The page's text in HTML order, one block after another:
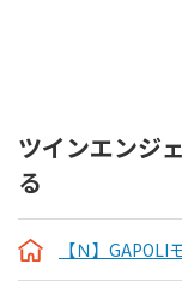
ツインエン
る
【Ｎ】